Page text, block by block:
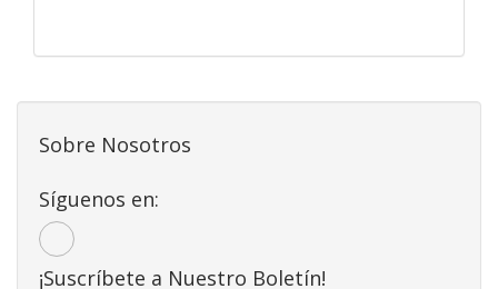
Sobre Nosotros
Síguenos en:
¡Suscríbete a Nuestro Boletín!